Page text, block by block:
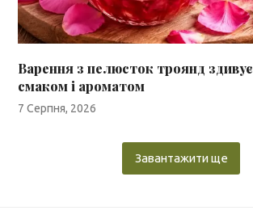
Варення з пелюсток троянд
смаком і ароматом
7 Серпня, 2026
Завантажити ще